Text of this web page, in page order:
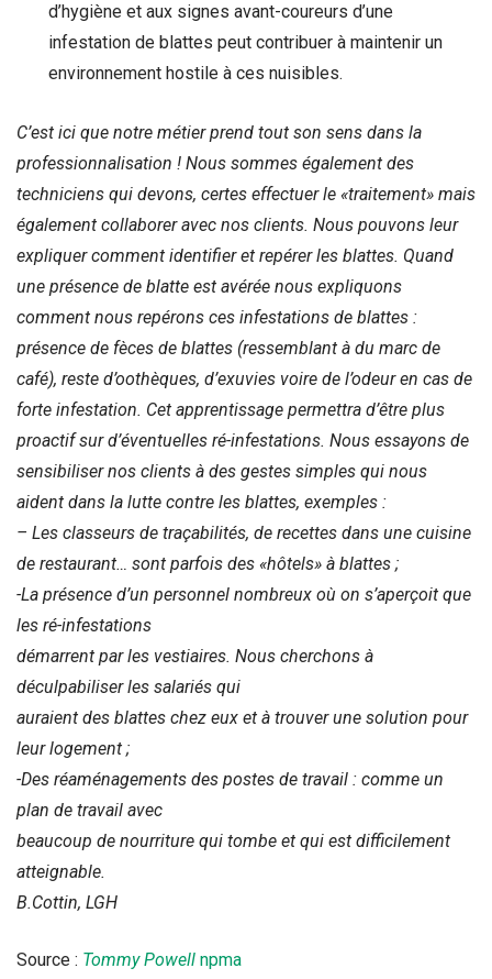
d’hygiène et aux signes avant-coureurs d’une
infestation de blattes peut contribuer à maintenir un
environnement hostile à ces nuisibles.
C’est ici que notre métier prend tout son sens dans la
professionnalisation ! Nous sommes également des
techniciens qui devons, certes effectuer le «traitement» mais
également collaborer avec nos clients. Nous pouvons leur
expliquer comment identifier et repérer les blattes. Quand
une présence de blatte est avérée nous expliquons
comment nous repérons ces infestations de blattes :
présence de fèces de blattes (ressemblant à du marc de
café), reste d’oothèques, d’exuvies voire de l’odeur en cas de
forte infestation. Cet apprentissage permettra d’être plus
proactif sur d’éventuelles ré-infestations. Nous essayons de
sensibiliser nos clients à des gestes simples qui nous
aident dans la lutte contre les blattes, exemples :
– Les classeurs de traçabilités, de recettes dans une cuisine
de restaurant… sont parfois des «hôtels» à blattes ;
-La présence d’un personnel nombreux où on s’aperçoit que
les ré-infestations
démarrent par les vestiaires. Nous cherchons à
déculpabiliser les salariés qui
auraient des blattes chez eux et à trouver une solution pour
leur logement ;
-Des réaménagements des postes de travail : comme un
plan de travail avec
beaucoup de nourriture qui tombe et qui est difficilement
atteignable.
B.Cottin, LGH
Source : Tommy Powell npma